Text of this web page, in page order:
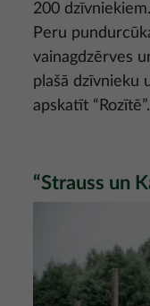
200
Peru
vainagdzērves
plašā dzīvnieku
apskatīt “Rozītē”.
“Strauss un